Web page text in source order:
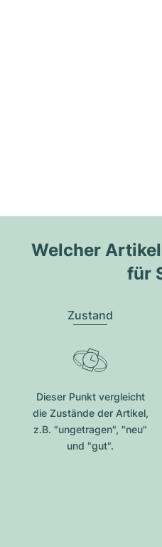
Welcher
für
Zustand
Dieser Punkt vergleicht
die Zustände der Artikel,
z.B. "ungetragen", "neu"
und "gut".